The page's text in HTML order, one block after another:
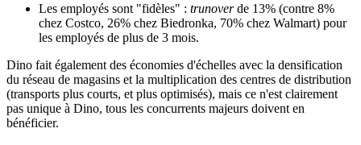
Les employés sont "fidèles" : trunoverde 13% (contre 8%
chez Costco, 26% chez Biedronka, 70% chez Walmart) pour
les employés de plus de 3 mois.
Dino fait également des économies d'échelles avec la densification
du réseau de magasins et la multiplication des centres de distribution
(transports plus courts, et plus optimisés), mais ce n'est clairement
pas unique à Dino, tous les concurrents majeurs doivent en
bénéficier.